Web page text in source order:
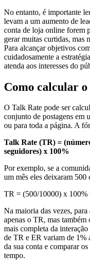
No entanto, é importante
levam a um aumento de
conta de loja online forem
gerar muitas curtidas, mas
Para alcançar objetivos
cuidadosamente a
atenda aos interesses do
Como calcular
O Talk Rate pode ser
conjunto de postagens em
ou para toda a página. A
Talk Rate (TR) =
seguidores) x 100%
Por exemplo, se a
um mês eles deixaram 500
TR = (500/10000) x 100%
Na maioria das vezes,
apenas o TR, mas
mais completa da
de TR e ER variam de 1%
da sua conta e comparar
tempo.